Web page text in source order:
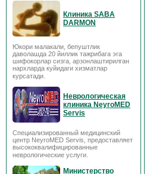
Клиника SABA
DARMON
Юкори малакали, бепуштлик
даволашда 20 йиллик тажрибага эга
шифокорлар сизга, арзонлаштирилган
нархларда куйидаги хизматлар
курсатади.
Неврологическая
клиника NeyroMED
Servis
Специализированный медицинский
центр NeyroMED Servis, предоставляет
высококвалифицированные
неврологические услуги.
Министерство